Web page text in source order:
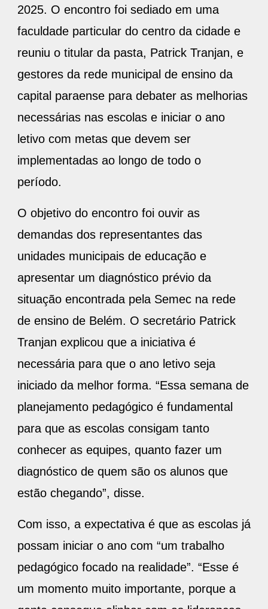
2025. O encontro foi sediado em uma
faculdade particular do centro da cidade e
reuniu o titular da pasta, Patrick Tranjan, e
gestores da rede municipal de ensino da
capital paraense para debater as melhorias
necessárias nas escolas e iniciar o ano
letivo com metas que devem ser
implementadas ao longo de todo o
período.
O objetivo do encontro foi ouvir as
demandas dos representantes das
unidades municipais de educação e
apresentar um diagnóstico prévio da
situação encontrada pela Semec na rede
de ensino de Belém. O secretário Patrick
Tranjan explicou que a iniciativa é
necessária para que o ano letivo seja
iniciado da melhor forma. “Essa semana de
planejamento pedagógico é fundamental
para que as escolas consigam tanto
conhecer as equipes, quanto fazer um
diagnóstico de quem são os alunos que
estão chegando”, disse.
Com isso, a expectativa é que as escolas já
possam iniciar o ano com “um trabalho
pedagógico focado na realidade”. “Esse é
um momento muito importante, porque a